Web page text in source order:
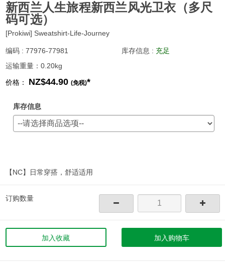
新西兰人生旅程新西兰风光卫衣（多尺
码可选）
[Prokiwi] Sweatshirt-Life-Journey
编码 : 77976-77981 库存信息 : 充足
运输重量：0.20kg
价格： NZ$44.90 (免税)*
库存信息
【NC】日常穿搭，舒适适用
订购数量
加入收藏 加入购物车